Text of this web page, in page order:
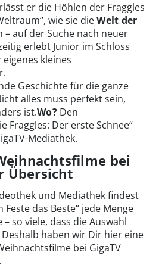
er die Höhlen der Fraggles
wie sie dieWelt der
– auf der Suche nach neuer
erlebt Junior im Schloss
kleines
Geschichte für die ganze
alles muss perfekt sein,
ist.Wo? Den
Fraggles: Der erste Schnee“
Mediathek.
bei
Übersicht
und Mediathek findest
Feste das Beste“ jede Menge
so viele, dass die Auswahl
haben wir Dir hier eine
bei GigaTV